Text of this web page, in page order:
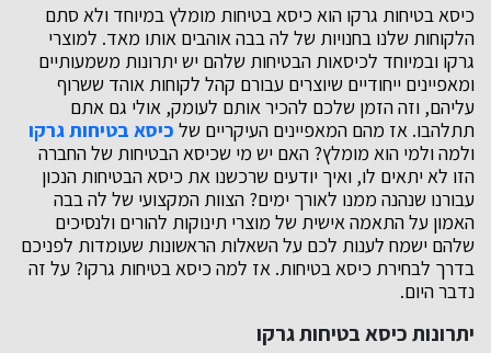
כיסא בטיחות גרקו הוא כיסא בטיחות מומלץ במיוחד ולא סתם
הלקוחות שלנו בחנויות של לה בבה אוהבים אותו מאד. למוצרי
גרקו ובמיוחד לכיסאות הבטיחות שלהם יש יתרונות משמעותיים
ומאפיינים ייחודיים שיוצרים עבורם קהל לקוחות אוהד ששרוף
עליהם, וזה הזמן שלכם להכיר אותם לעומק, אולי גם אתם
תתלהבו. אז מהם המאפיינים העיקריים של כיסא בטיחות גרקו
ולמה ולמי הוא מומלץ? האם יש מי שכיסא הבטיחות של החברה
הזו לא יתאים לו, ואיך יודעים שרכשנו את כיסא הבטיחות הנכון
עבורנו שנהנה ממנו לאורך ימים? הצוות המקצועי של לה בבה
האמון על התאמה אישית של מוצרי תינוקות להורים ולנסיכים
שלהם ישמח לענות לכם על השאלות הראשונות שעומדות לפניכם
בדרך לבחירת כיסא בטיחות. אז למה כיסא בטיחות גרקו? על זה
נדבר היום.
יתרונות כיסא בטיחות גרקו